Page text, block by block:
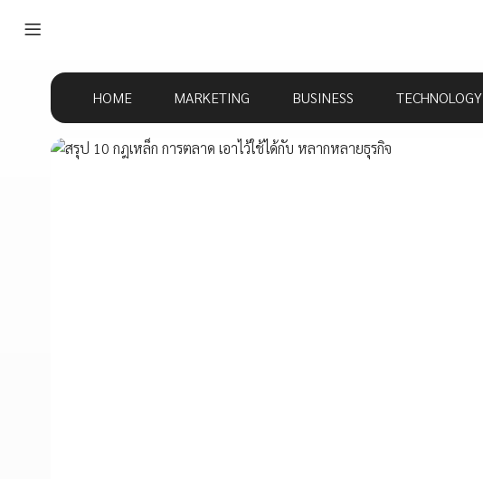
HOME MARKETING BUSINESS TECHNOLOGY